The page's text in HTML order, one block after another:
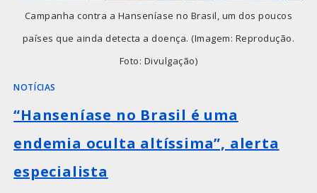
Campanha contra a Hanseníase no Brasil, um dos poucos
países que ainda detecta a doença. (Imagem: Reprodução.
Foto: Divulgação)
NOTÍCIAS
“Hanseníase no Brasil é uma
endemia oculta altíssima”, alerta
especialista